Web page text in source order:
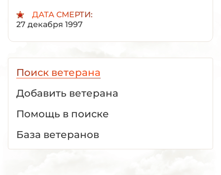
ДАТА СМЕРТИ:
27 декабря 1997
Поиск ветерана
Добавить ветерана
Помощь в поиске
База ветеранов